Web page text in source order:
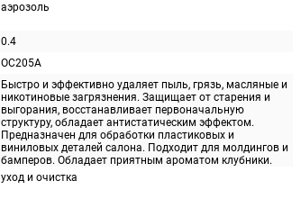
аэрозоль
0.4
OC205A
Быстро и эффективно удаляет пыль, грязь, масляные и
никотиновые загрязнения. Защищает от старения и
выгорания, восстанавливает первоначальную
структуру, обладает антистатическим эффектом.
Предназначен для обработки пластиковых и
виниловых деталей салона. Подходит для молдингов и
бамперов. Обладает приятным ароматом клубники.
уход и очистка